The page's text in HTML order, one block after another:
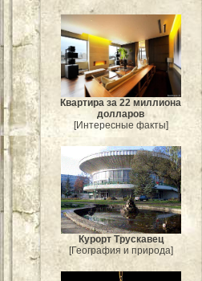
Квартира за 22 миллиона
долларов
[Интересные факты]
Курорт Трускавец
[География и природа]